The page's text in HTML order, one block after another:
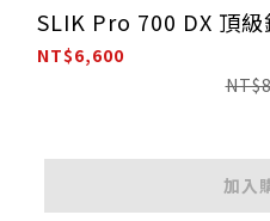
SLIK Pro 700 DX 頂
NT$6,600
加入